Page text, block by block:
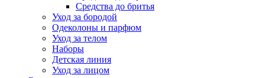
Средства до бритья
Уход за бородой
Одеколоны и парфюм
Уход за телом
Наборы
Детская линия
Уход за лицом